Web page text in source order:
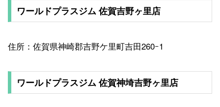
ワールドプラスジム 佐賀吉野ヶ里店
住所：佐賀県神崎郡吉野ケ里町吉田260ｰ1
ワールドプラスジム 佐賀神埼吉野ヶ里店